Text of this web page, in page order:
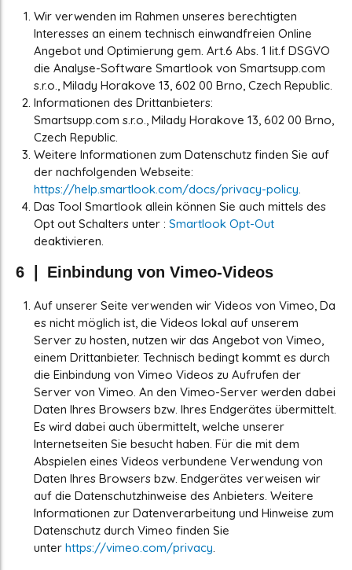
Wir verwenden im Rahmen unseres berechtigten
Interesses an einem technisch einwandfreien Online
Angebot und Optimierung gem. Art.6 Abs. 1 lit.f DSGVO
die Analyse-Software Smartlook von Smartsupp.com
s.r.o., Milady Horakove 13, 602 00 Brno, Czech Republic.
Informationen des Drittanbieters:
Smartsupp.com s.r.o., Milady Horakove 13, 602 00 Brno,
Czech Republic.
Weitere Informationen zum Datenschutz finden Sie auf
der nachfolgenden Webseite:
https://help.smartlook.com/docs/privacy-policy
Das Tool Smartlook allein können Sie auch mittels des
Opt out Schalters unter : Smartlook Opt-Out
deaktivieren.
6 ❘ Einbindung von Vimeo-Videos
Auf unserer Seite verwenden wir Videos von Vimeo, Da
es nicht möglich ist, die Videos lokal auf unserem
Server zu hosten, nutzen wir das Angebot von Vimeo,
einem Drittanbieter. Technisch bedingt kommt es durch
die Einbindung von Vimeo Videos zu Aufrufen der
Server von Vimeo. An den Vimeo-Server werden dabei
Daten Ihres Browsers bzw. Ihres Endgerätes übermittelt.
Es wird dabei auch übermittelt, welche unserer
Internetseiten Sie besucht haben. Für die mit dem
Abspielen eines Videos verbundene Verwendung von
Daten Ihres Browsers bzw. Endgerätes verweisen wir
auf die Datenschutzhinweise des Anbieters. Weitere
Informationen zur Datenverarbeitung und Hinweise zum
Datenschutz durch Vimeo finden Sie
unter https://vimeo.com/privacy